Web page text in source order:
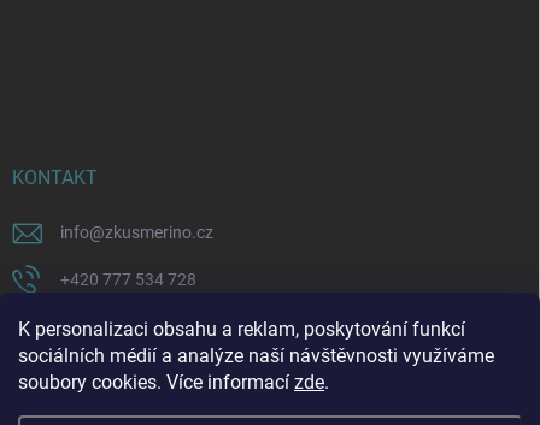
K personalizaci obsahu a reklam, poskytování funkcí
sociálních médií a analýze naší návštěvnosti využíváme
soubory cookies. Více informací zde.
KONTAKT
info@zkusmerino.cz
+420 777 534 728
https://www.facebook.com/zkusmerino/
zkusmerino.cz